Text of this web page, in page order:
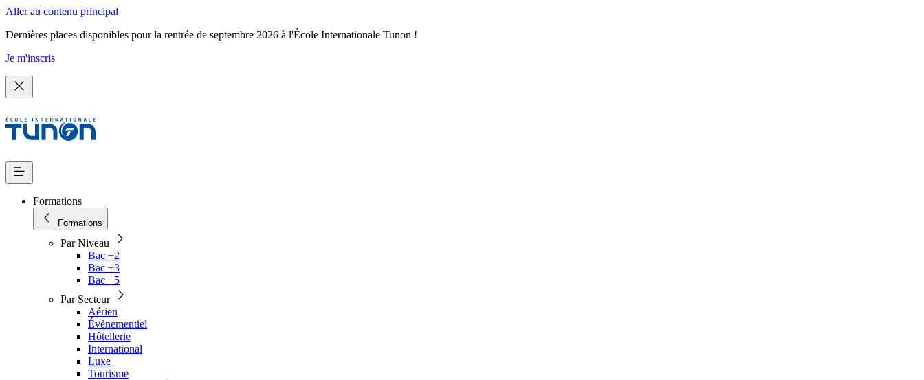
Aller au contenu principal
Dernières places disponibles pour la rentrée de septembre 2026 à l'École Internationale Tunon !
Je m'inscris
Formations
Formations
Par Niveau
Bac +2
Bac +3
Bac +5
Par Secteur
Aérien
Évènementiel
Hôtellerie
International
Luxe
Tourisme